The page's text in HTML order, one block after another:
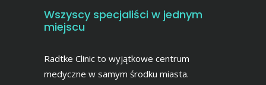
Wszyscy specjaliści w jednym
miejscu
Radtke Clinic to wyjątkowe centrum
medyczne w samym środku miasta.